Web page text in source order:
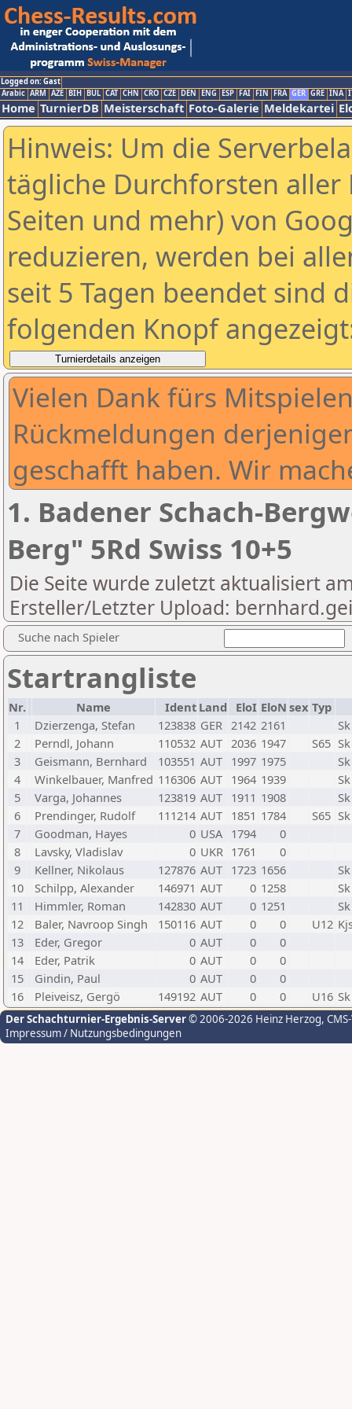
Logged on: Gast
Arabic ARM AZE BIH BUL CAT CHN CRO CZE DEN ENG ESP FAI FIN FRA GER GRE INA
Home TurnierDB Meisterschaft Foto-Galerie Meldekartei
Hinweis: Um die
tägliche Durchforsten aller
Seiten und mehr) von
reduzieren, werden bei
seit 5 Tagen beendet sind
folgenden Knopf
Vielen Dank fürs
Rückmeldungen
geschafft haben. Wir
1. Badener Schach-
Berg" 5Rd Swiss 10+5
Die Seite wurde zuletzt aktualisiert
Ersteller/Letzter Upload:
Suche nach Spieler
Startrangliste
Nr. Name Ident Land EloI EloN sex Typ
1
Dzierzenga, Stefan 123838 GER 2142 2161
2
Perndl, Johann 110532 AUT 2036 1947 S65
3
Geismann, Bernhard 103551 AUT 1997 1975
4
Winkelbauer, Manfred 116306 AUT 1964 1939
5
Varga, Johannes 123819 AUT 1911 1908
6
Prendinger, Rudolf 111214 AUT 1851 1784 S65
7
Goodman, Hayes 0 USA 1794
0
8
Lavsky, Vladislav 0 UKR 1761
0
9
Kellner, Nikolaus 127876 AUT 1723 1656
10
Schilpp, Alexander 146971 AUT 0 1258
11
Himmler, Roman 142830 AUT 0 1251
12
Baler, Navroop Singh 150116 AUT 0 0 U12
13
Eder, Gregor 0 AUT 0
0
14
Eder, Patrik 0 AUT 0
0
15
Gindin, Paul 0 AUT 0
0
16
Pleiveisz, Gergö 149192 AUT 0 0 U16
Der Schachturnier-Ergebnis-Server© 2006-2026 Heinz Herzog,
Impressum / Nutzungsbedingungen